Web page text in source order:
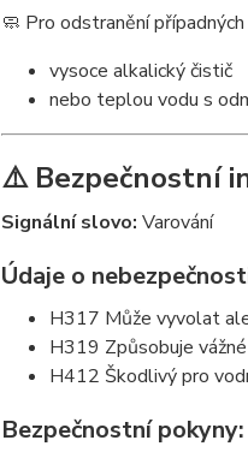
🧼 Pro odstranění
vysoce alkalický čistič
nebo teplou vodu s
⚠️ Bezpečnostní
Signální slovo: Varování
Údaje o
H317 Může vyvolat
H319 Způsobuje
H412 Škodlivý pro
Bezpečnostní pokyny: